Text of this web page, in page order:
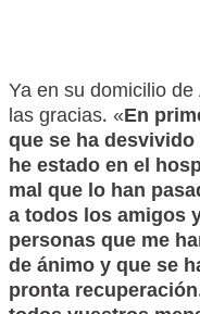
Ya en su domicilio
las gracias. «En
que se ha
he estado en el
mal que lo han
a todos los amigos
personas que me
de ánimo y que se
pronta